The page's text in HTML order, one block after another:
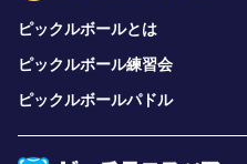
ピックルボールとは
ピックルボール練習会
ピックルボールパドル